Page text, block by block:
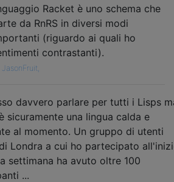
Racket è uno schema che
da RnRS in diversi modi
(riguardo ai quali ho
contrastanti).
JasonFruit,
davvero parlare per tutti i Lisps
sicuramente una lingua calda e
al momento. Un gruppo di utenti
Londra a cui ho partecipato
settimana ha avuto oltre 100
...